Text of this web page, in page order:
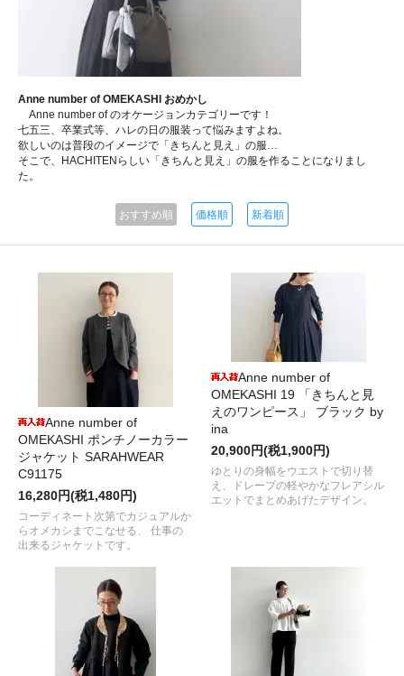
Anne number of OMEKASHI おめかし
Anne number of のオケージョンカテゴリーです！
七五三、卒業式等、ハレの日の服装って悩みますよね。
欲しいのは普段のイメージで「きちんと見え」の服…
そこで、HACHITENらしい「きちんと見え」の服を作ることになりまし
た。
おすすめ順 価格順 新着順
Anne number of
OMEKASHI ポンチノーカラー
ジャケット SARAHWEAR
C91175
16,280円(税1,480円)
コーディネート次第でカジュアルか
らオメカシまでこなせる、 仕事の
出来るジャケットです。
Anne number of
OMEKASHI 19 「きちんと見
えのワンピース」 ブラック by
ina
20,900円(税1,900円)
ゆとりの身幅をウエストで切り替
え、ドレープの軽やかなフレアシル
エットでまとめあげたデザイン。